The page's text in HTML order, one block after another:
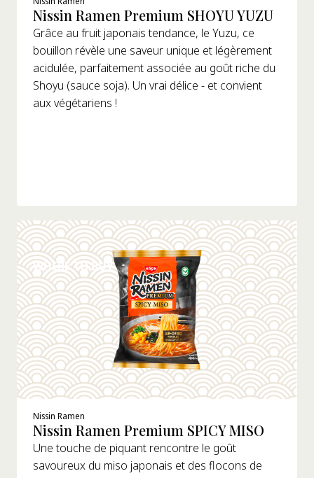
Sesame
Soy Sauce
Spicy/Chili
Teriyaki
Yakitori Chicken
Wok / Ramen Style
Ramen
Wok/Soba
Cups
Préparation
Cuisinière
Bouilloire
Nissin Ramen Premium SHOYU YUZU
Grâce au fruit japonais tendance, le Yuzu, ce
bouillon révèle une saveur unique et légèrement
acidulée, parfaitement associée au goût riche du
Shoyu (sauce soja). Un vrai délice - et convient
aux végétariens !
WHERE TO BUY
DÉTAILS
Nissin Ramen
Nissin Ramen Premium SPICY MISO
Une touche de piquant rencontre le goût
savoureux du miso japonais et des flocons de